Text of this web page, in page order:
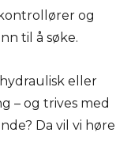
og
til å søke.
eller
– og trives med
Da vil vi høre